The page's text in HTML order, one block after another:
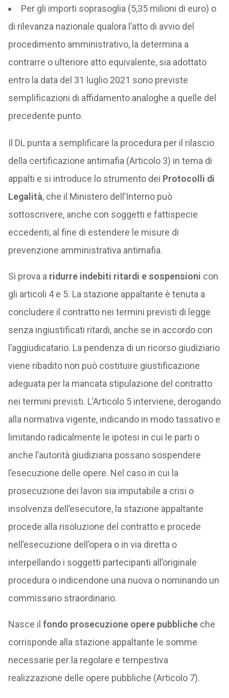
Per gli importi soprasoglia (5,35 milioni di euro) o
di rilevanza nazionale qualora l’atto di avvio del
procedimento amministrativo, la determina a
contrarre o ulteriore atto equivalente, sia adottato
entro la data del 31 luglio 2021 sono previste
semplificazioni di affidamento analoghe a quelle del
precedente punto.
Il DL punta a semplificare la procedura per il rilascio
della certificazione antimafia (Articolo 3) in tema di
appalti e si introduce lo strumento dei Protocolli di
Legalità, che il Ministero dell’Interno può
sottoscrivere, anche con soggetti e fattispecie
eccedenti, al fine di estendere le misure di
prevenzione amministrativa antimafia.
Si prova a ridurre indebiti ritardi e sospensioni con
gli articoli 4 e 5. La stazione appaltante è tenuta a
concludere il contratto nei termini previsti di legge
senza ingiustificati ritardi, anche se in accordo con
l’aggiudicatario. La pendenza di un ricorso giudiziario
viene ribadito non può costituire giustificazione
adeguata per la mancata stipulazione del contratto
nei termini previsti. L’Articolo 5 interviene, derogando
alla normativa vigente, indicando in modo tassativo e
limitando radicalmente le ipotesi in cui le parti o
anche l’autorità giudiziaria possano sospendere
l’esecuzione delle opere. Nel caso in cui la
prosecuzione dei lavori sia imputabile a crisi o
insolvenza dell’esecutore, la stazione appaltante
procede alla risoluzione del contratto e procede
nell’esecuzione dell’opera o in via diretta o
interpellando i soggetti partecipanti all’originale
procedura o indicendone una nuova o nominando un
commissario straordinario.
Nasce il fondo prosecuzione opere pubblicheche
corrisponde alla stazione appaltante le somme
necessarie per la regolare e tempestiva
realizzazione delle opere pubbliche (Articolo 7).